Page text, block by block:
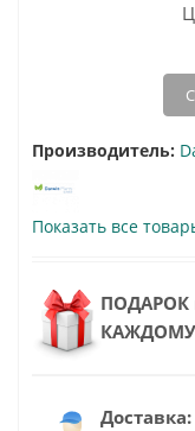
Производитель:
Показать все
ПОДАРОК